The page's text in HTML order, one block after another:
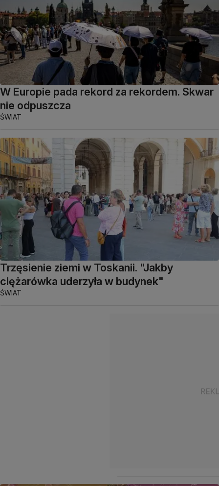
W Europie pada rekord za rekordem. Skwar
nie odpuszcza
ŚWIAT
Trzęsienie ziemi w Toskanii. "Jakby
ciężarówka uderzyła w budynek"
ŚWIAT